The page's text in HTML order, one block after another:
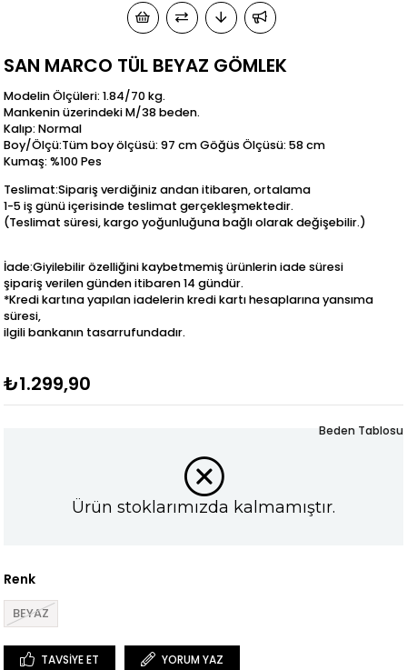
SAN MARCO TÜL BEYAZ GÖMLEK
Modelin Ölçüleri: 1.84/70 kg.
Mankenin üzerindeki M/38 beden.
Kalıp: Normal
Boy/Ölçü:Tüm boy ölçüsü: 97 cm Göğüs Ölçüsü: 58 cm
Kumaş: %100 Pes
Teslimat:Sipariş verdiğiniz andan itibaren, ortalama
1-5 iş günü içerisinde teslimat gerçekleşmektedir.
(Teslimat süresi, kargo yoğunluğuna bağlı olarak değişebilir.)
İade:Giyilebilir özelliğini kaybetmemiş ürünlerin iade süresi
şipariş verilen günden itibaren 14 gündür.
*Kredi kartına yapılan iadelerin kredi kartı hesaplarına yansıma
süresi,
ilgili bankanın tasarrufundadır.
₺1.299,90
Ürün stoklarımızda kalmamıştır.
Renk
BEYAZ
Beden Tablosu
TAVSIYE ET YORUM YAZ